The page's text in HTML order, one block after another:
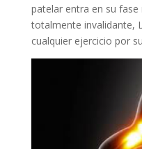
patelar entra en su
totalmente invalidante,
cualquier ejercicio por